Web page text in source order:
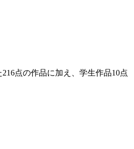
点の作品に加え、学生作品10点